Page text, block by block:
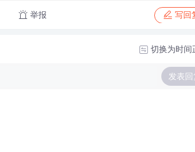
举报 写回
切换为时间
发表回